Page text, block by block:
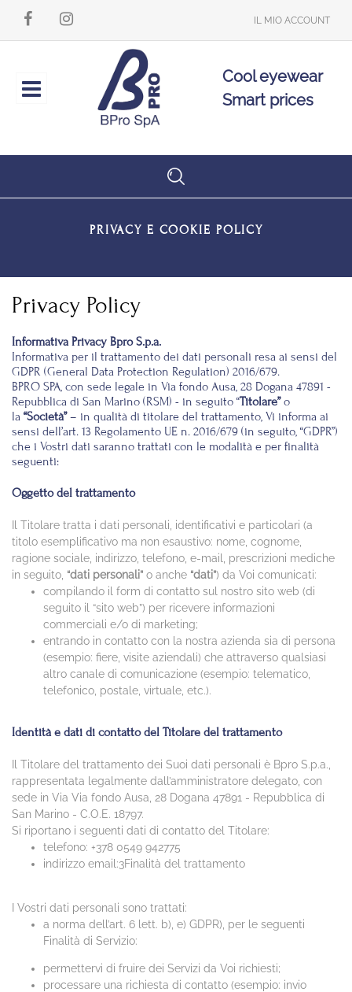
IL MIO ACCOUNT
Cool eyewear
Smart prices
PRIVACY E COOKIE POLICY
Privacy Policy
Informativa Privacy Bpro S.p.a.
Informativa per il trattamento dei dati personali resa ai sensi del
GDPR (General Data Protection Regulation) 2016/679.
BPRO SPA, con sede legale in Via fondo Ausa, 28 Dogana 47891 -
Repubblica di San Marino (RSM) - in seguito “Titolare”o
la “Società”– in qualità di titolare del trattamento, Vi informa ai
sensi dell’art. 13 Regolamento UE n. 2016/679 (in seguito, “GDPR”)
che i Vostri dati saranno trattati con le modalità e per finalità
seguenti:
Oggetto del trattamento
Il Titolare tratta i dati personali, identificativi e particolari (a
titolo esemplificativo ma non esaustivo: nome, cognome,
ragione sociale, indirizzo, telefono, e-mail, prescrizioni mediche
in seguito, “dati personali” o anche “dati”) da Voi comunicati:
compilando il form di contatto sul nostro sito web (di
seguito il “sito web”) per ricevere informazioni
commerciali e/o di marketing;
entrando in contatto con la nostra azienda sia di persona
(esempio: fiere, visite aziendali) che attraverso qualsiasi
altro canale di comunicazione (esempio: telematico,
telefonico, postale, virtuale, etc.).
Identità e dati di contatto del Titolare del trattamento
Il Titolare del trattamento dei Suoi dati personali è Bpro S.p.a.,
rappresentata legalmente dall’amministratore delegato, con
sede in Via Via fondo Ausa, 28 Dogana 47891 - Repubblica di
San Marino - C.O.E. 18797.
Si riportano i seguenti dati di contatto del Titolare:
telefono: +378 0549 942775
indirizzo email:3Finalità del trattamento
I Vostri dati personali sono trattati:
a norma dell’art. 6 lett. b), e) GDPR), per le seguenti
Finalità di Servizio:
permettervi di fruire dei Servizi da Voi richiesti;
processare una richiesta di contatto (esempio: invio